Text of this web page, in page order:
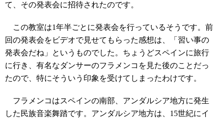
て、その発表会に招待されたのです。
この教室は1年半ごとに発表会を行っているそうです。前
回の発表会をビデオで見せてもらった感想は、「習い事の
発表会だね」というものでした。ちょうどスペインに旅行
に行き、有名なダンサーのフラメンコを見た後のことだっ
たので、特にそういう印象を受けてしまったわけです。
フラメンコはスペインの南部、アンダルシア地方に発生
した民族音楽舞踏です。アンダルシア地方は、15世紀にイ